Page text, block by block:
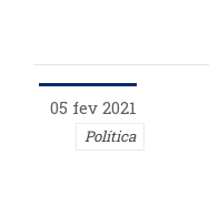
05 fev 2021
Política